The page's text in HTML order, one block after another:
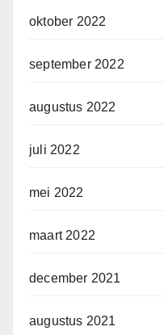
oktober 2022
september 2022
augustus 2022
juli 2022
mei 2022
maart 2022
december 2021
augustus 2021